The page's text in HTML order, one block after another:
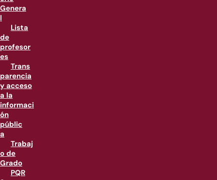
Genera
l
Lista
de
profesor
es
Trans
parencia
y acceso
a la
informaci
ón
públic
a
Trabaj
o de
Grado
PQR